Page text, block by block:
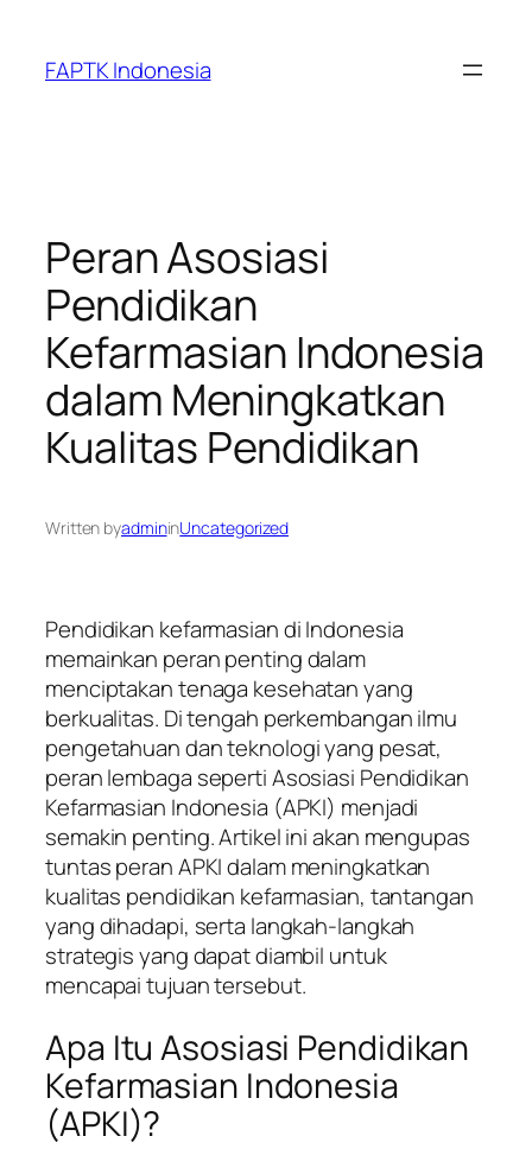
content
FAPTK Indonesia
Peran Asosiasi
Pendidikan
Kefarmasian Indonesia
dalam Meningkatkan
Kualitas Pendidikan
Written byadmininUncategorized
Pendidikan kefarmasian di Indonesia
memainkan peran penting dalam
menciptakan tenaga kesehatan yang
berkualitas. Di tengah perkembangan ilmu
pengetahuan dan teknologi yang pesat,
peran lembaga seperti Asosiasi Pendidikan
Kefarmasian Indonesia (APKI) menjadi
semakin penting. Artikel ini akan mengupas
tuntas peran APKI dalam meningkatkan
kualitas pendidikan kefarmasian, tantangan
yang dihadapi, serta langkah-langkah
strategis yang dapat diambil untuk
mencapai tujuan tersebut.
Apa Itu Asosiasi Pendidikan
Kefarmasian Indonesia
(APKI)?